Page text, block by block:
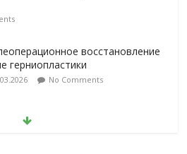
восстановление
герниопластики
No Comments